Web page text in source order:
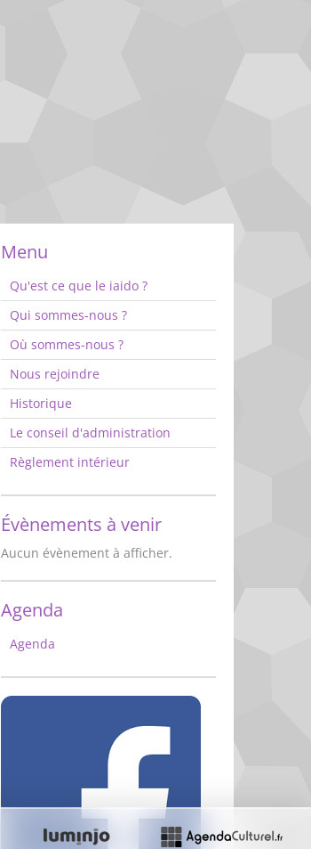
Menu
Qu'est ce que le iaido ?
Qui sommes-nous ?
Où sommes-nous ?
Nous rejoindre
Historique
Le conseil d'administration
Règlement intérieur
Évènements à venir
Aucun évènement à afficher.
Agenda
Agenda